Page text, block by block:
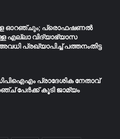
ഓറഞ്ചും; പ്രൊഫഷണൽ
എല്ലാ വിദ്യാഭ്യാസ
പ്രഖ്യാപിച്ച് പത്തനംതിട്ട
പ്രാദേശിക നേതാവ്
പേർക്ക് കൂടി ജാമ്യം